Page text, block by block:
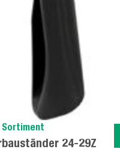
Sortiment
24-29Z